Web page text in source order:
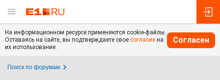
На информационном ресурсе применяются cookie-файлы.
Оставаясь на сайте, вы подтверждаете свое согласие на
их использование.
Согласен
Поиск по форумам